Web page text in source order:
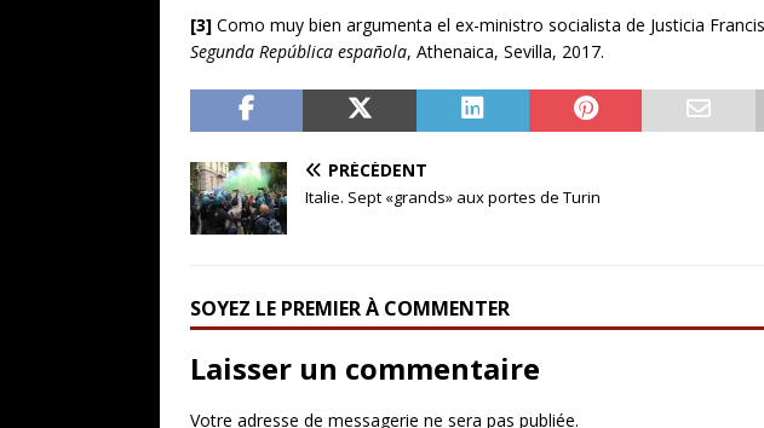
[3] Como muy bien argumenta el ex-ministro socialista de Justicia
Segunda República española, Athenaica, Sevilla, 2017.
PRÉCÉDENT
Italie. Sept «grands» aux portes de Turin
SOYEZ LE PREMIER À COMMENTER
Laisser un commentaire
Votre adresse de messagerie ne sera pas publiée.